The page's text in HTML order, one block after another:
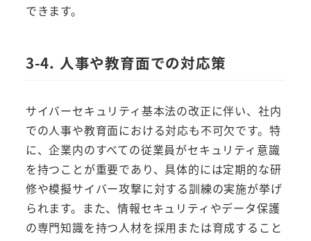
できます。
3-4. 人事や教育面での対応策
サイバーセキュリティ基本法の改正に伴い、社内
での人事や教育面における対応も不可欠です。特
に、企業内のすべての従業員がセキュリティ意識
を持つことが重要であり、具体的には定期的な研
修や模擬サイバー攻撃に対する訓練の実施が挙げ
られます。また、情報セキュリティやデータ保護
の専門知識を持つ人材を採用または育成すること